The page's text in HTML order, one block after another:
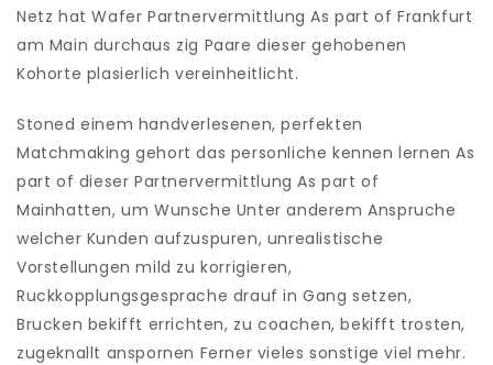
Netz hat Wafer Partnervermittlung As part of Frankfurt
am Main durchaus zig Paare dieser gehobenen
Kohorte plasierlich vereinheitlicht.
Stoned einem handverlesenen, perfekten
Matchmaking gehort das personliche kennen lernen As
part of dieser Partnervermittlung As part of
Mainhatten, um Wunsche Unter anderem Anspruche
welcher Kunden aufzuspuren, unrealistische
Vorstellungen mild zu korrigieren,
Ruckkopplungsgesprache drauf in Gang setzen,
Brucken bekifft errichten, zu coachen, bekifft trosten,
zugeknallt anspornen Ferner vieles sonstige viel mehr.